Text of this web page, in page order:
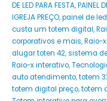
DE LED PARA FESTA,PAINEL
IGREJA PREÇO,painel de
custa um totem digital,
corporativos e mais,Raio-
alugar toten 42,sistema
Raio-x interativo,
auto atendimento,totem
totem digital preço,totem